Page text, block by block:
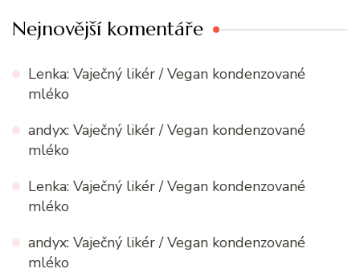
Nejnovější komentáře
Lenka: Vaječný likér / Vegan kondenzované
mléko
andyx: Vaječný likér / Vegan kondenzované
mléko
Lenka: Vaječný likér / Vegan kondenzované
mléko
andyx: Vaječný likér / Vegan kondenzované
mléko